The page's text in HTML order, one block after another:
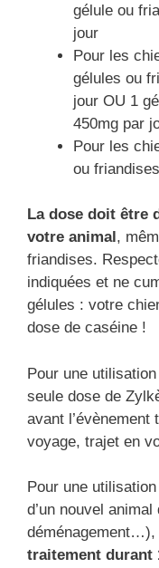
gélule ou
jour
Pour les
gélules ou
jour OU 1
450mg par
Pour les
ou
La dose doit être
votre animal ,
friandises.
indiquées et ne
gélules : votre
dose de caséine !
Pour une
seule dose de
avant l’évènement
voyage, trajet en
Pour une
d’un nouvel
déménagement…),
traitement durant